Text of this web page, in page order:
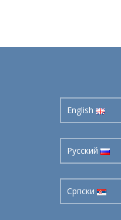
English
Pусский
Cрпски